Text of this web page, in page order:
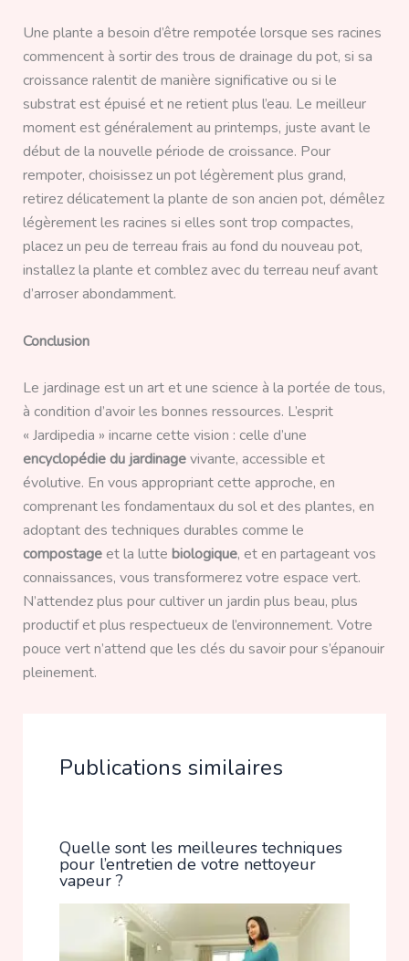
Une plante a besoin d’être rempotée lorsque ses racines
commencent à sortir des trous de drainage du pot, si sa
croissance ralentit de manière significative ou si le
substrat est épuisé et ne retient plus l’eau. Le meilleur
moment est généralement au printemps, juste avant le
début de la nouvelle période de croissance. Pour
rempoter, choisissez un pot légèrement plus grand,
retirez délicatement la plante de son ancien pot, démêlez
légèrement les racines si elles sont trop compactes,
placez un peu de terreau frais au fond du nouveau pot,
installez la plante et comblez avec du terreau neuf avant
d’arroser abondamment.
Conclusion
Le jardinage est un art et une science à la portée de tous,
à condition d’avoir les bonnes ressources. L’esprit
« Jardipedia » incarne cette vision : celle d’une
encyclopédie du jardinagevivante, accessible et
évolutive. En vous appropriant cette approche, en
comprenant les fondamentaux du sol et des plantes, en
adoptant des techniques durables comme le
compostageet la lutte biologique, et en partageant vos
connaissances, vous transformerez votre espace vert.
N’attendez plus pour cultiver un jardin plus beau, plus
productif et plus respectueux de l’environnement. Votre
pouce vert n’attend que les clés du savoir pour s’épanouir
pleinement.
Publications similaires
Quelle sont les meilleures techniques
pour l’entretien de votre nettoyeur
vapeur ?